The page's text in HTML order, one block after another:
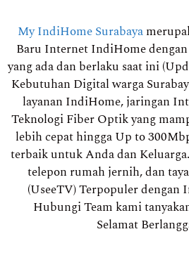
My IndiHome Surabaya
Baru Internet IndiHome
yang ada dan berlaku saat ini
Kebutuhan Digital warga
layanan IndiHome, jaringan
Teknologi Fiber Optik yang
lebih cepat hingga Up to
terbaik untuk Anda dan
telepon rumah jernih, dan
(UseeTV) Terpopuler dengan
Hubungi Team kami
Selamat